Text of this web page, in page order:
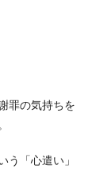
罪の気持ちを
う「心遣い」